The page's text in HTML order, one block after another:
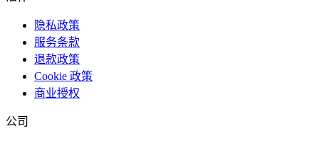
隐私政策
服务条款
退款政策
Cookie 政策
商业授权
公司